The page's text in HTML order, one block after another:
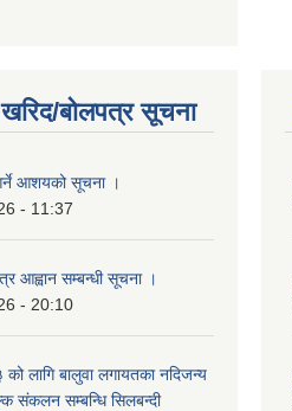
बोलपत्र सूचना
आशयको सूचना ।
- 11:37
आह्वान सम्बन्धी सूचना ।
- 20:10
लागि बालुवा लगायतका नदिजन्य
संकलन सम्बन्धि सिलबन्दी